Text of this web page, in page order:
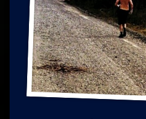
Ljiljana Lekanić-Kljaić
Željko Krznarić
Mario Lovreković